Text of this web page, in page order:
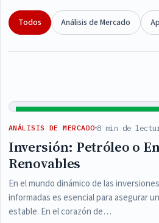
Todos Análisis de Mercado
Articles
ANÁLISIS DE MERCADO 8 min de
Inversión: Petróleo o
Renovables
En el mundo dinámico de las
informadas es esencial para asegurar
estable. En el corazón de…